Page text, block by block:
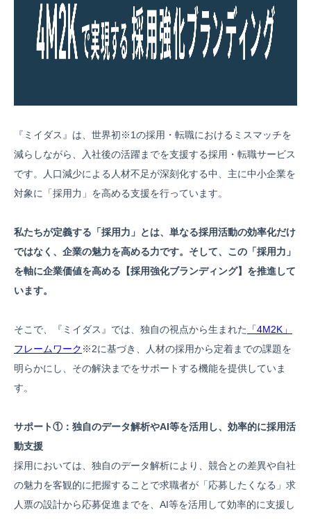
『ミイダス』は、世界初※1の採用・転職におけるミスマッチを
減らしながら、入社後の活躍までを支援する採用・転職サービス
です。人口減少による人材不足が深刻化する中、主に中小企業を
対象に「採用力」を高める支援を行っています。
私たちが定義する「採用力」とは、単なる採用活動の効率化だけ
ではなく、企業の魅力を高める力です。そして、この「採用力」
を軸に企業価値を高める【採用強化ブランディング】を推進して
います。
そこで、『ミイダス』では、独自の視点から生まれた
「4M2K」
フレームワーク ※2に基づき、人材の採用から定着までの課題を
明らかにし、その解決までをサポートする機能を提供していま
す。
サポート①：独自のデータ解析やAI等を活用し、効率的に採用活
動支援
採用においては、独自のデータ解析により、競合との差異や自社
の魅力を客観的に把握することで求職者が「応募したくなる」求
人票の設計から応募促進までを、AI等を活用して効率的に支援し